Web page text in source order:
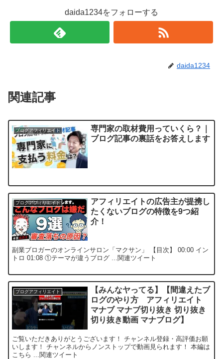
daida1234をフォローする
daida1234
関連記事
ブログアフィリエイト
専門家の取材費用っていくら？｜
ブログ記事の裏話をお答えします
ブログアフィリエイト
アフィリエイトの広告主が提携し
たくないブログの特徴を9つ紹
介！
副業ブロガーのオンラインサロン「マクサン」 【目次】 00:00 イン
トロ 01:08 ①テーマが違うブログ ...関連ツイート
ブログアフィリエイト
【みんなヤってる】【間違えたブ
ログのやり方 アフィリエイト
マナブ マナブ切り抜き 切り抜き
切り抜き動画 マナブログ】
ご覧いただきありがとうございます！ チャンネル登録・高評価お願
いします！ チャンネルからノンストップで動画見られます！ 本編は
こちら ...関連ツイート